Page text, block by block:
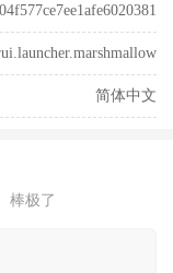
简体中文
棒极了